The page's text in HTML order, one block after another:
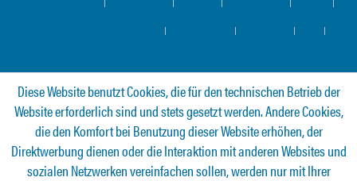
Diese Website benutzt Cookies, die für den technischen Betrieb der
Website erforderlich sind und stets gesetzt werden. Andere Cookies,
die den Komfort bei Benutzung dieser Website erhöhen, der
Direktwerbung dienen oder die Interaktion mit anderen Websites und
sozialen Netzwerken vereinfachen sollen, werden nur mit Ihrer